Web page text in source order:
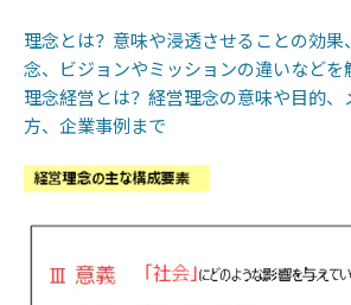
理念とは？意味や浸透させることの効
念、ビジョンやミッションの違いなどを
理念経営とは？経営理念の意味や目的、
方、企業事例まで